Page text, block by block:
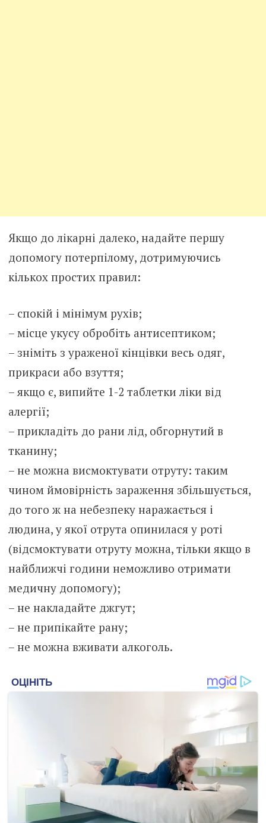
Якщо до лікарні далеко, надайте першу
допомогу потерпілому, дотримуючись
кількох простих правил:
– спокій і мінімум рухів;
– місце укусу обробіть антисептиком;
– зніміть з ураженої кінцівки весь одяг,
прикраси або взуття;
– якщо є, випийте 1-2 таблетки ліки від
алергії;
– прикладіть до рани лід, обгорнутий в
тканину;
– не можна висмоктувати отруту: таким
чином ймовірність зараження збільшується,
до того ж на небезпеку наражається і
людина, у якої отрута опинилася у роті
(відсмоктувати отруту можна, тільки якщо в
найближчі години неможливо отримати
медичну допомогу);
– не накладайте джгут;
– не припікайте рану;
– не можна вживати алкоголь.